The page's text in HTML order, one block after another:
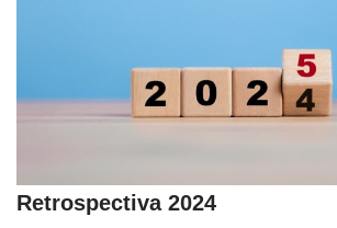
Retrospectiva 2024